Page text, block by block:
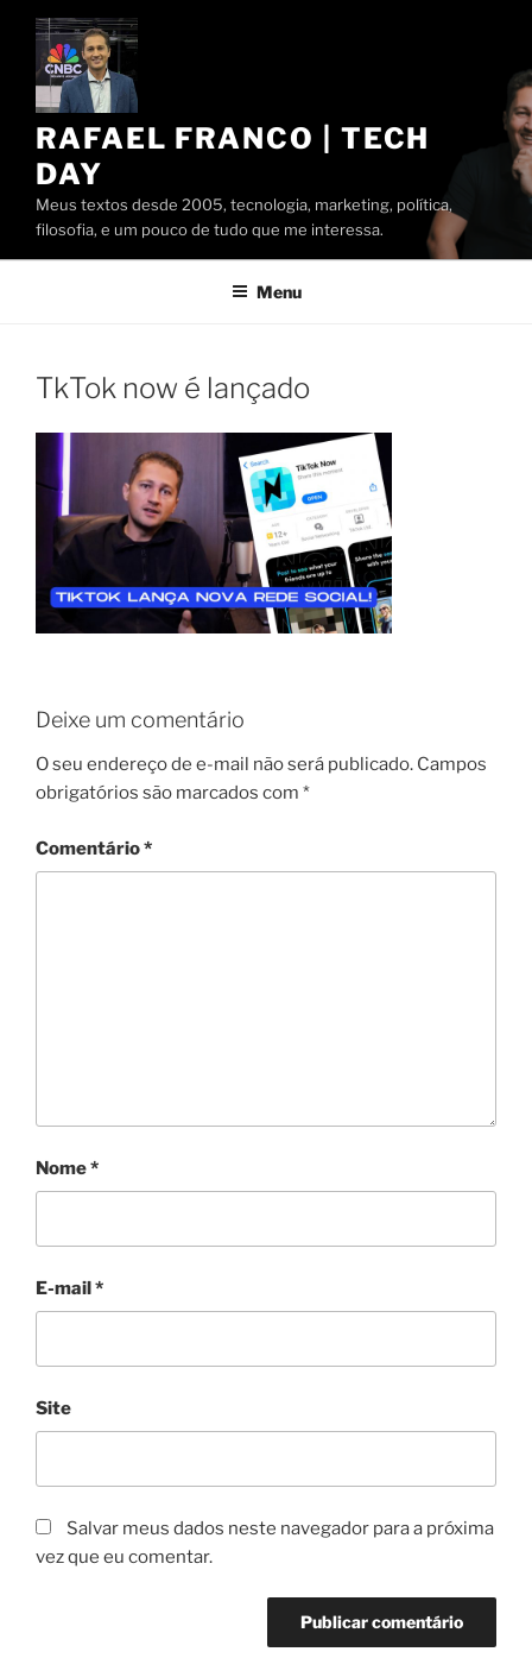
Pular
conteúdo
RAFAEL FRANCO | TECH
DAY
Meus textos desde 2005, tecnologia, marketing, política,
filosofia, e um pouco de tudo que me interessa.
Menu
TkTok now é lançado
Deixe um comentário
O seu endereço de e-mail não será publicado. Campos
obrigatórios são marcados com *
Comentário*
Nome*
E-mail*
Site
Salvar meus dados neste navegador para a próxima
vez que eu comentar.